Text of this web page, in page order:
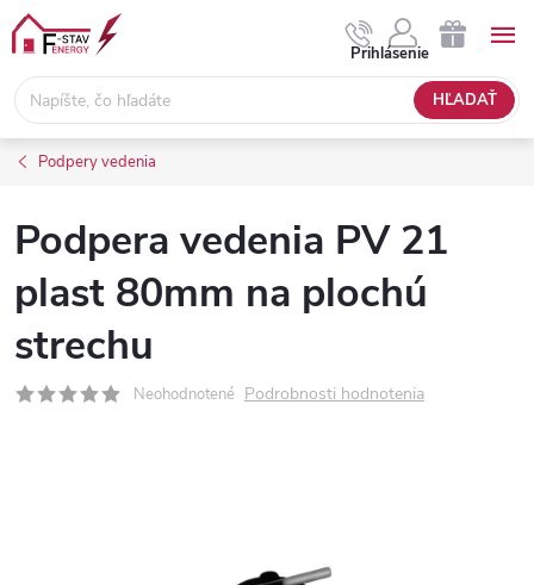
Prejsť
obsah
HĽADAŤ
Prihlásenie
NÁKUPNÝ
KOŠÍK
Podpery vedenia
Podpera vedenia PV 21
plast 80mm na plochú
strechu
Neohodnotené Podrobnosti hodnotenia